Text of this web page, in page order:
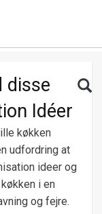
disse
Idéer
køkken
udfordring at
ideer og
i en
og fejre.